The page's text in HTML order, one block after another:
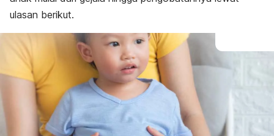
ulasan berikut.